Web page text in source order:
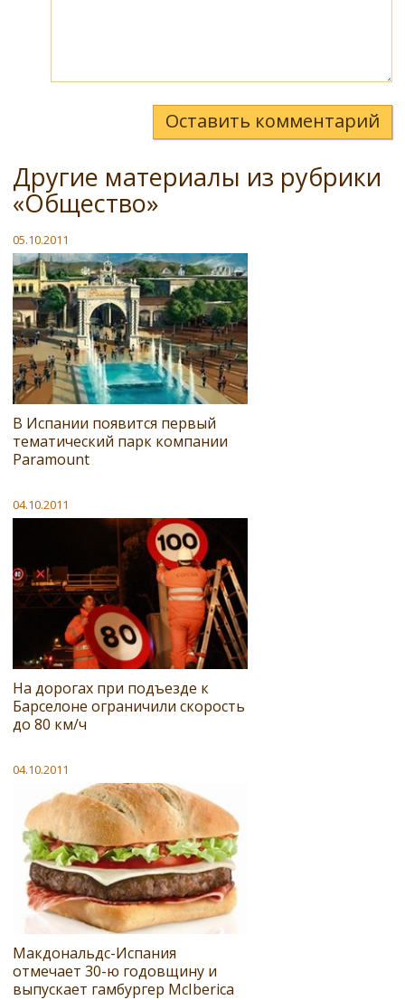
Оставить комментарий
Другие материалы из рубрики
«Общество»
05.10.2011
В Испании появится первый
тематический парк компании
Paramount
04.10.2011
На дорогах при подъезде к
Барселоне ограничили скорость
до 80 км/ч
04.10.2011
Макдональдс-Испания
отмечает 30-ю годовщину и
выпускает гамбургер McIberica